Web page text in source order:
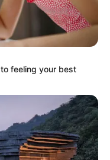
feeling your best